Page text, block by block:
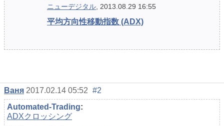
ニューデジタル, 2013.08.29 16:55
平均方向性移動指数 (ADX)
Ваня 2017.02.14 05:52 #2
Automated-Trading:
ADXクロッシング